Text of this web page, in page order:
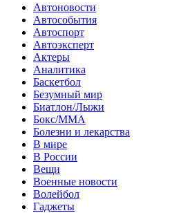
Автоновости
Автособытия
Автоспорт
Автоэксперт
Актеры
Аналитика
Баскетбол
Безумный мир
Биатлон/Лыжи
Бокс/MMA
Болезни и лекарства
В мире
В России
Вещи
Военные новости
Волейбол
Гаджеты